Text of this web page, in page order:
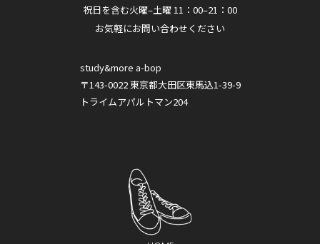
祝日を含む火曜–土曜 11：00–21：00
お気軽にお問い合わせください
study&more a-bop
〒143-0022 東京都大田区東馬込1-39-9
トライムアパルトマン204